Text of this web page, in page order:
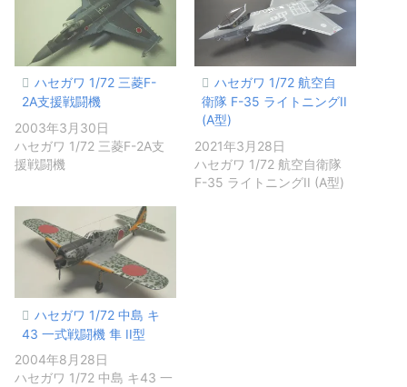
ハセガワ 1/72 三菱F-
2A支援戦闘機
2003年3月30日
ハセガワ 1/72 三菱F-2A支
援戦闘機
ハセガワ 1/72 航空自
衛隊 F-35 ライトニングII
(A型)
2021年3月28日
ハセガワ 1/72 航空自衛隊
F-35 ライトニングII (A型)
ハセガワ 1/72 中島 キ
43 一式戦闘機 隼 II型
2004年8月28日
ハセガワ 1/72 中島 キ43 一